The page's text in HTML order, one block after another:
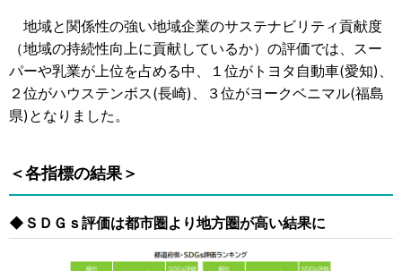
地域と関係性の強い地域企業のサステナビリティ貢献度
（地域の持続性向上に貢献しているか）の評価では、スー
パーや乳業が上位を占める中、１位がトヨタ自動車(愛知)、
２位がハウステンボス(長崎)、３位がヨークベニマル(福島
県)となりました。
＜各指標の結果＞
◆ＳＤＧｓ評価は都市圏より地方圏が高い結果に